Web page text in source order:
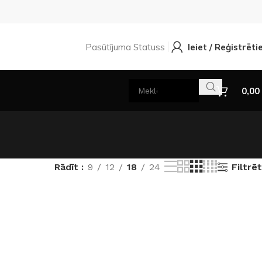
Pasūtījuma Statuss Ieiet /
0,00
Rādīt 9 12 18 24 Filtrēt